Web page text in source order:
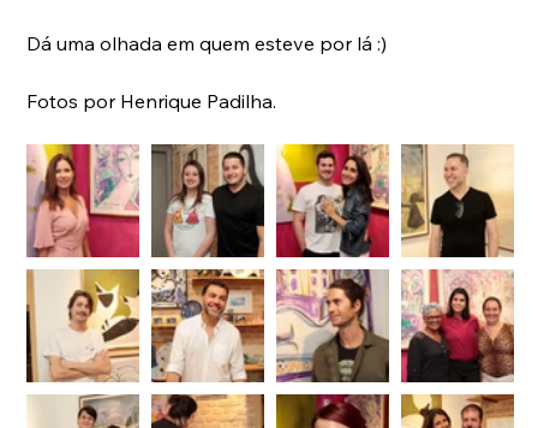
Dá uma olhada em quem esteve por lá :)
Fotos por Henrique Padilha.